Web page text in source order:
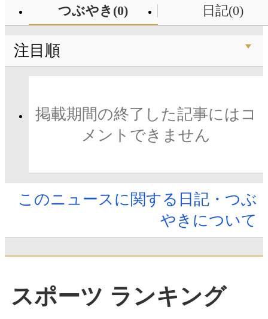
つぶやき(0) 日記(0)
注目順
掲載期間の終了した記事にはコ
メントできません
このニュースに関する日記・つぶ
やきについて
スポーツ ランキング